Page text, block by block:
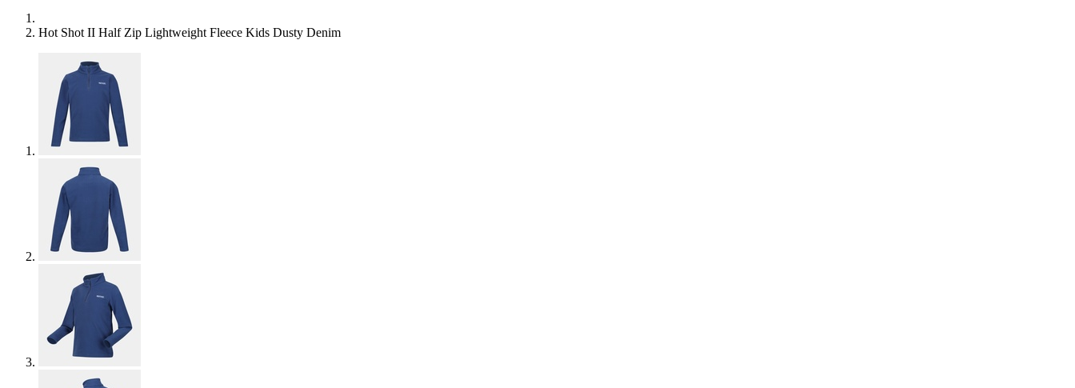
Hot Shot II Half Zip Lightweight Fleece Kids Dusty Denim